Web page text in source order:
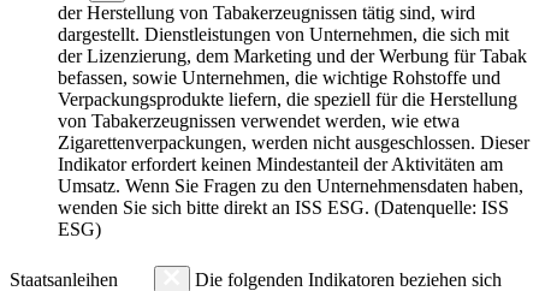
der Herstellung von Tabakerzeugnissen tätig sind, wird
dargestellt. Dienstleistungen von Unternehmen, die sich mit
der Lizenzierung, dem Marketing und der Werbung für Tabak
befassen, sowie Unternehmen, die wichtige Rohstoffe und
Verpackungsprodukte liefern, die speziell für die Herstellung
von Tabakerzeugnissen verwendet werden, wie etwa
Zigarettenverpackungen, werden nicht ausgeschlossen. Dieser
Indikator erfordert keinen Mindestanteil der Aktivitäten am
Umsatz. Wenn Sie Fragen zu den Unternehmensdaten haben,
wenden Sie sich bitte direkt an ISS ESG. (Datenquelle: ISS
ESG)
Staatsanleihen
Die folgenden Indikatoren beziehen sich